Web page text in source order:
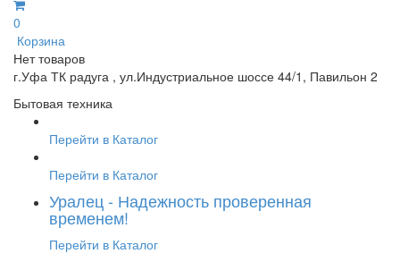
0
Корзина
Нет товаров
г.Уфа ТК радуга , ул.Индустриальное шоссе 44/1, Павильон 2
Бытовая техника
Перейти в Каталог
Перейти в Каталог
Уралец - Надежность проверенная
временем!
Перейти в Каталог